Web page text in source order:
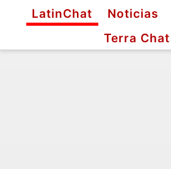
LatinChat
Noticias
Terra Chat